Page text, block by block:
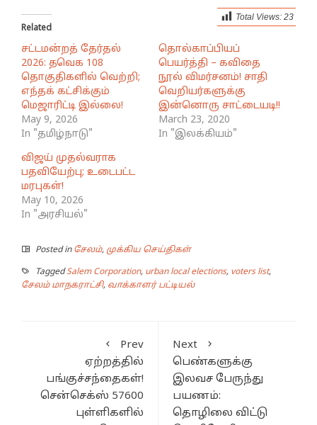
Total Views: 23
Related
சட்டமன்றத் தேர்தல்
2026: தவெக 108
தொகுதிகளில் வெற்றி;
எந்தக் கட்சிக்கும்
மெஜாரிட்டி இல்லை!
May 9, 2026
In "தமிழ்நாடு"
தொல்காப்பியப்
பெயர்த்தி – கவிதை
நூல் விமர்சனம்! சாதி
வெறியர்களுக்கு
இன்னொரு சாட்டையடி!!
March 23, 2020
In "இலக்கியம்"
விஜய் முதல்வராக
பதவியேற்பு; உடைபட்ட
மரபுகள்!
May 10, 2026
In "அரசியல்"
Posted in சேலம், முக்கிய செய்திகள்
TaggedSalem Corporation, urban local elections, voters list,
சேலம் மாநகராட்சி, வாக்காளர் பட்டியல்
Prev
ஏற்றத்தில்
பங்குச்சந்தைகள்!
சென்செக்ஸ் 57600
புள்ளிகளில்
Next
பெண்களுக்கு
இலவச பேருந்து
பயணம்:
தொழிலை விட்டு